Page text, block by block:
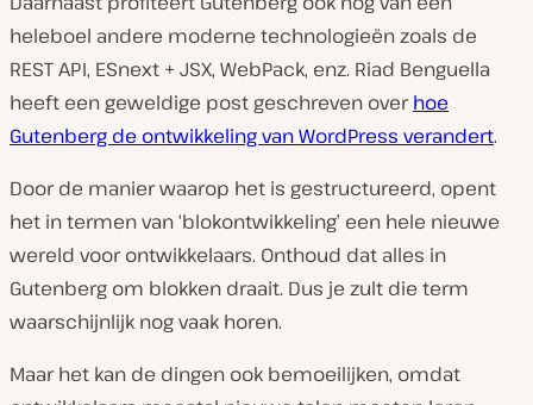
heleboel andere moderne technologieën zoals de
REST API, ESnext + JSX, WebPack, enz. Riad Benguella
heeft een geweldige post geschreven overhoe
Gutenberg de ontwikkeling van WordPress verandert.
Door de manier waarop het is gestructureerd, opent
het in termen van ‘blokontwikkeling’ een hele nieuwe
wereld voor ontwikkelaars. Onthoud dat alles in
Gutenberg om blokken draait. Dus je zult die term
waarschijnlijk nog vaak horen.
Maar het kan de dingen ook bemoeilijken, omdat